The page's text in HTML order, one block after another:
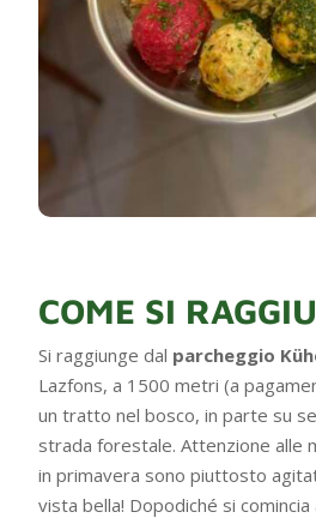
COME SI
Si raggiunge dal parcheggio
Lazfons, a 1500 metri (a
un tratto nel bosco, in parte su
strada forestale. Attenzione alle
in primavera sono piuttosto
vista bella! Dopodiché si